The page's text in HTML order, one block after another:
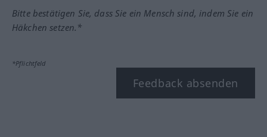
Bitte bestätigen Sie, dass Sie ein Mensch sind, indem Sie ein
Häkchen setzen.*
*Pflichtfeld
Feedback absenden